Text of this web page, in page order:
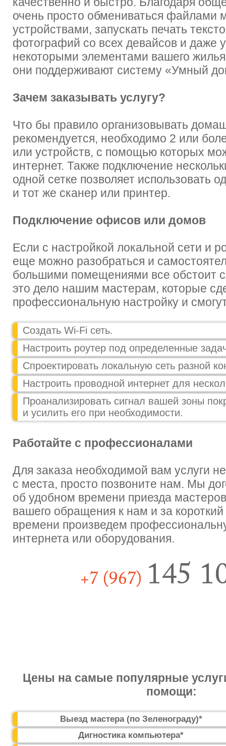
очень просто обмениваться файлами
устройствами, запускать печать
фотографий со всех девайсов и даже
некоторыми элементами вашего
они поддерживают систему «Умный
Зачем заказывать услугу?
Что бы правило организовывать
рекомендуется, необходимо 2 или
или устройств, с помощью которых
интернет. Также подключение
одной сетке позволяет использовать
и тот же сканер или принтер.
Подключение офисов или домов
Если с настройкой локальной сети и
еще можно разобраться и
большими помещениями все обстоит
это дело нашим мастерам, которые
профессиональную настройку и
Создать Wi-Fi сеть.
Настроить роутер под определенные
Спроектировать локальную сеть разной
Настроить проводной интернет для
Проанализировать сигнал вашей зоны
и усилить его при необходимости.
Работайте с профессионалами
Для заказа необходимой вам услуги
с места, просто позвоните нам. Мы
об удобном времени приезда
вашего обращения к нам и за
времени произведем
интернета или оборудования.
Цены на самые популярные
помощи:
Выезд мастера (по Зеленограду)*
Дигностика компьютера*